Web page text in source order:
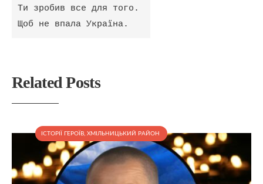
Ти зробив все для того.
Щоб не впала Україна.
Related Posts
ІСТОРІЇ ГЕРОЇВ, ХМІЛЬНИЦЬКИЙ РАЙОН